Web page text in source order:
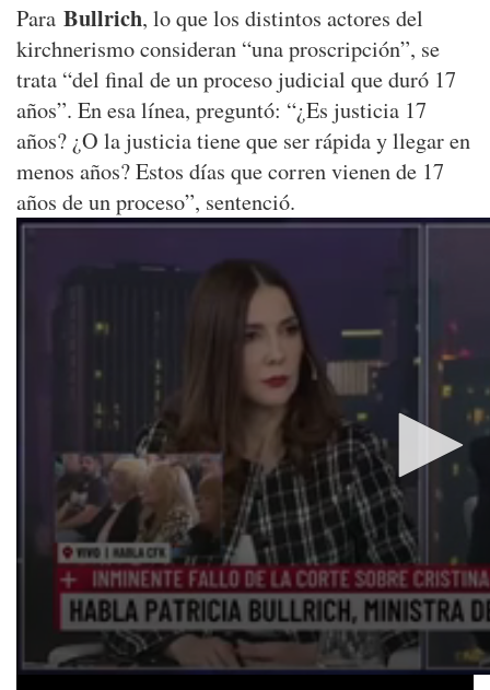
Para Bullrich, lo que los distintos actores del
kirchnerismo consideran “una proscripción”, se
trata “del final de un proceso judicial que duró 17
años”. En esa línea, preguntó: “¿Es justicia 17
años? ¿O la justicia tiene que ser rápida y llegar en
menos años? Estos días que corren vienen de 17
años de un proceso”, sentenció.